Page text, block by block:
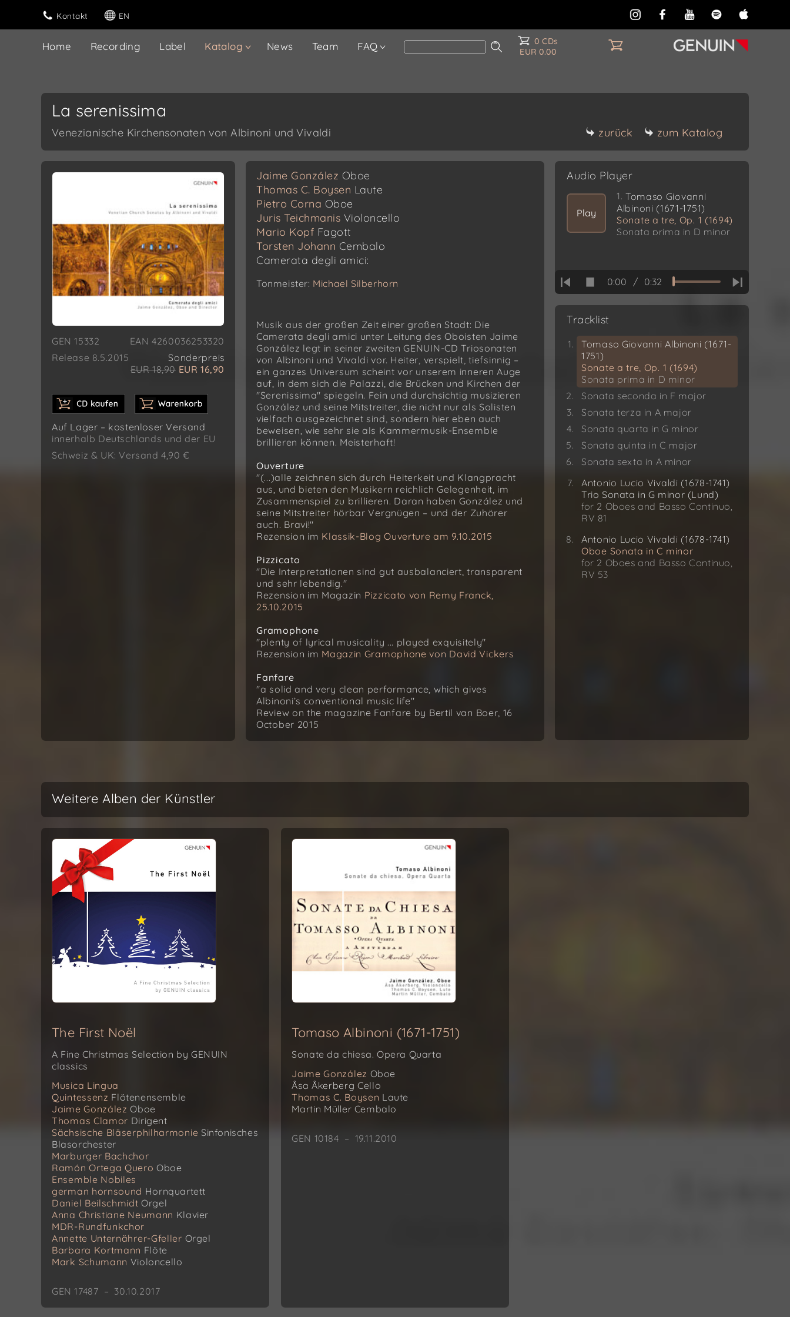
Kontakt EN
Home Recording Label Katalog News Team FAQ
0 CDs
EUR 0.00
La serenissima
Venezianische Kirchensonaten von Albinoni und Vivaldi zurück zum Katalog
GEN 15332
EAN 4260036253320
Release 8.5.2015
Sonderpreis
EUR 18,90 EUR 16,90
Auf Lager – kostenloser Versand
innerhalb Deutschlands und der EU
Schweiz & UK: Versand 4,90 €
Jaime González Oboe
Thomas C. Boysen Laute
Pietro Corna Oboe
Juris Teichmanis Violoncello
Mario Kopf Fagott
Torsten Johann Cembalo
Camerata degli amici:
Tonmeister: Michael Silberhorn
Musik aus der großen Zeit einer großen Stadt: Die
Camerata degli amici unter Leitung des Oboisten Jaime
González legt in seiner zweiten GENUIN-CD Triosonaten
von Albinoni und Vivaldi vor. Heiter, verspielt, tiefsinnig –
ein ganzes Universum scheint vor unserem inneren Auge
auf, in dem sich die Palazzi, die Brücken und Kirchen der
"Serenissima" spiegeln. Fein und durchsichtig musizieren
González und seine Mitstreiter, die nicht nur als Solisten
vielfach ausgezeichnet sind, sondern hier eben auch
beweisen, wie sehr sie als Kammermusik-Ensemble
brillieren können. Meisterhaft!
Ouverture
"(...)alle zeichnen sich durch Heiterkeit und Klangpracht
aus, und bieten den Musikern reichlich Gelegenheit, im
Zusammenspiel zu brillieren. Daran haben González und
seine Mitstreiter hörbar Vergnügen – und der Zuhörer
auch. Bravi!"
Rezension im Klassik-Blog Ouverture am 9.10.2015
Pizzicato
"Die Interpretationen sind gut ausbalanciert, transparent
und sehr lebendig."
Rezension im Magazin Pizzicato von Remy Franck,
25.10.2015
Gramophone
"plenty of lyrical musicality ... played exquisitely"
Rezension im Magazin Gramophone von David Vickers
Fanfare
"a solid and very clean performance, which gives
Albinoni’s conventional music life"
Review on the magazine Fanfare by Bertil van Boer, 16
October 2015
Audio Player
Play
1. Tomaso Giovanni
Albinoni (1671-1751)
Sonate a tre, Op. 1 (1694)
Sonata prima in D minor
0:00 / 0:32
Tracklist
Tomaso Giovanni Albinoni (1671-
1751)
Sonate a tre, Op. 1 (1694)
Sonata prima in D minor
Sonata seconda in F major
Sonata terza in A major
Sonata quarta in G minor
Sonata quinta in C major
Sonata sexta in A minor
Antonio Lucio Vivaldi (1678-1741)
Trio Sonata in G minor (Lund)
for 2 Oboes and Basso Continuo,
RV 81
Antonio Lucio Vivaldi (1678-1741)
Oboe Sonata in C minor
for 2 Oboes and Basso Continuo,
RV 53
Weitere Alben der Künstler
The First Noël
A Fine Christmas Selection by GENUIN
classics
Musica Lingua
Quintessenz Flötenensemble
Jaime González Oboe
Thomas Clamor Dirigent
Sächsische Bläserphilharmonie Sinfonisches
Blasorchester
Marburger Bachchor
Ramón Ortega Quero Oboe
Ensemble Nobiles
german hornsound Hornquartett
Daniel Beilschmidt Orgel
Anna Christiane Neumann Klavier
MDR-Rundfunkchor
Annette Unternährer-Gfeller Orgel
Barbara Kortmann Flöte
Mark Schumann Violoncello
GEN 17487 – 30.10.2017
Tomaso Albinoni (1671-1751)
Sonate da chiesa. Opera Quarta
Jaime González Oboe
Åsa Åkerberg Cello
Thomas C. Boysen Laute
Martin Müller Cembalo
GEN 10184 – 19.11.2010